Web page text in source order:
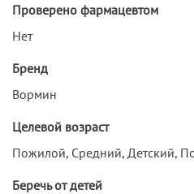
Проверено фармацевтом
Нет
Бренд
Вормин
Целевой возраст
Пожилой, Средний, Детский,
Беречь от детей